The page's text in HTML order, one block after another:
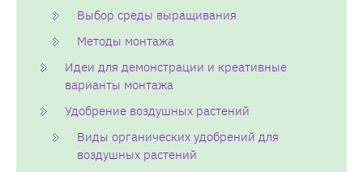
Выбор среды выращивания
Методы монтажа
Идеи для демонстрации и креативные
варианты монтажа
Удобрение воздушных растений
Виды органических удобрений для
воздушных растений